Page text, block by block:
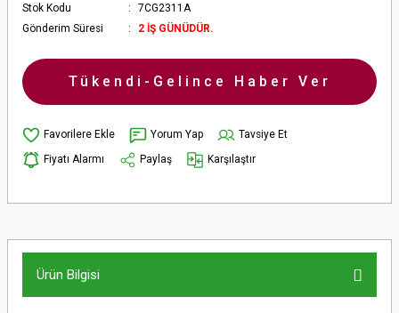
Stok Kodu
7CG2311A
Gönderim Süresi
2 İŞ GÜNÜDÜR.
Tükendi-Gelince Haber Ver
Yorum Yap
Tavsiye Et
Fiyatı Alarmı
Paylaş Karşılaştır
Ürün Bilgisi